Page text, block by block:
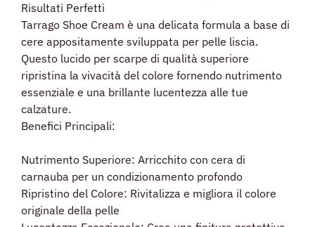
Risultati Perfetti
Tarrago Shoe Cream è una delicata formula a base di
cere appositamente sviluppata per pelle liscia.
Questo lucido per scarpe di qualità superiore
ripristina la vivacità del colore fornendo nutrimento
essenziale e una brillante lucentezza alle tue
calzature.
Benefici Principali:
Nutrimento Superiore: Arricchito con cera di
carnauba per un condizionamento profondo
Ripristino del Colore: Rivitalizza e migliora il colore
originale della pelle